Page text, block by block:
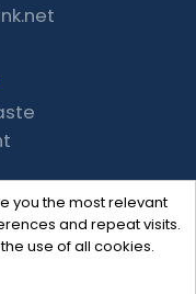
you the most relevant
and repeat visits.
use of all cookies.